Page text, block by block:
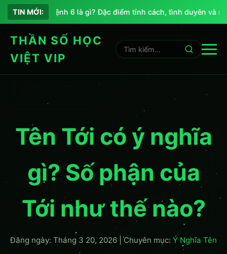
TIN MỚI:
Chỉ số sứ mệnh 6 là gì? Đặc điểm tính cách, tình duyên và sự
THẦN SỐ HỌC
VIỆT VIP
Tên Tới có ý nghĩa
gì? Số phận của
Tới như thế nào?
Đăng ngày: Tháng 3 20, 2026 |Chuyên mục: Ý Nghĩa Tên